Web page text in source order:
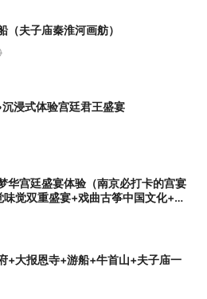
（夫子庙秦淮河画舫）
浸式体验宫廷君王盛宴
华宫廷盛宴体验（南京必打卡的宫宴
味觉双重盛宴+戏曲古筝中国文化+沉
代帝王的辉煌）
+大报恩寺+游船+牛首山+夫子庙一